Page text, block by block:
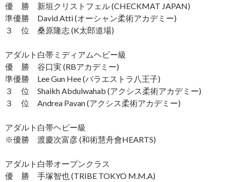
優 勝 新垣クリストフェル (CHECKMAT JAPAN)
準優勝 David Atti (オーシャン柔術アカデミー)
３ 位 桑原隆志 (K太郎道場)
アダルト白帯ミディアムヘビー級
優 勝 谷口実 (RBアカデミー)
準優勝 Lee Gun Hee (パラエストラ八王子)
３ 位 Shaikh Abdulwahab (アクシス柔術アカデミー)
３ 位 Andrea Pavan (アクシス柔術アカデミー)
アダルト白帯ヘビー級
※優勝 渡慶次富彦 (和術慧舟會HEARTS)
アダルト白帯オープンクラス
優 勝 手塚智也 (TRIBE TOKYO M.M.A)